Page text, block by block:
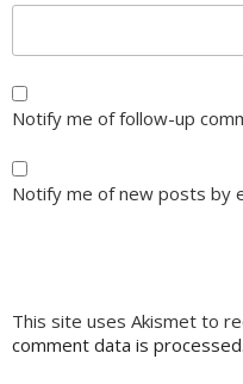
Notify me of follow-up
Notify me of new posts by
This site uses Akismet to
comment data is processed.